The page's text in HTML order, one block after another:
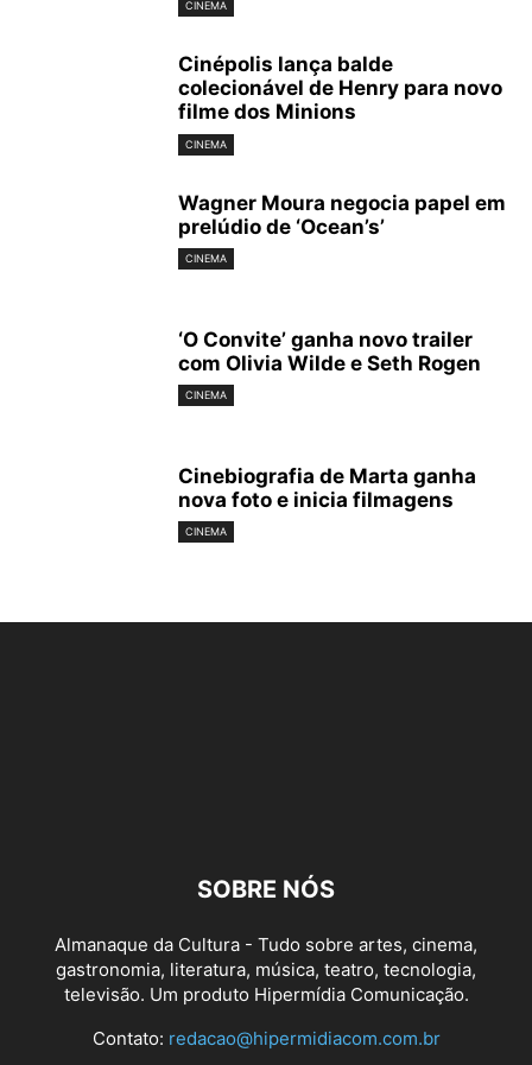
CINEMA
Cinépolis lança balde
colecionável de Henry para novo
filme dos Minions
CINEMA
Wagner Moura negocia papel em
prelúdio de ‘Ocean’s’
CINEMA
‘O Convite’ ganha novo trailer
com Olivia Wilde e Seth Rogen
CINEMA
Cinebiografia de Marta ganha
nova foto e inicia filmagens
CINEMA
SOBRE NÓS
Almanaque da Cultura - Tudo sobre artes, cinema,
gastronomia, literatura, música, teatro, tecnologia,
televisão. Um produto Hipermídia Comunicação.
Contato: redacao@hipermidiacom.com.br